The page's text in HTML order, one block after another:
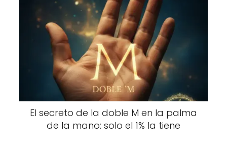
El secreto de la doble M en la palma
de la mano: solo el 1% la tiene